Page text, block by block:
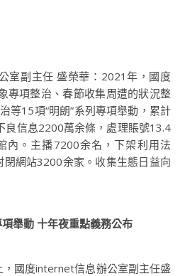
副主任 盛榮華：2021年，國度
專項整治、春節收集周遭的狀況整
等15項“明朗”系列專項舉動，累計
良信息2200萬余條，處理賬號13.4
內。主播7200余名，下架利用法
網站3200余家。收集生態日益向
舉動 十年夜重點義務公布
，國度internet信息辦公室副主任盛